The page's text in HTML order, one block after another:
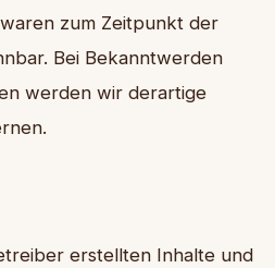
zum Zeitpunkt der
Bei Bekanntwerden
werden wir derartige
erstellten Inhalte und